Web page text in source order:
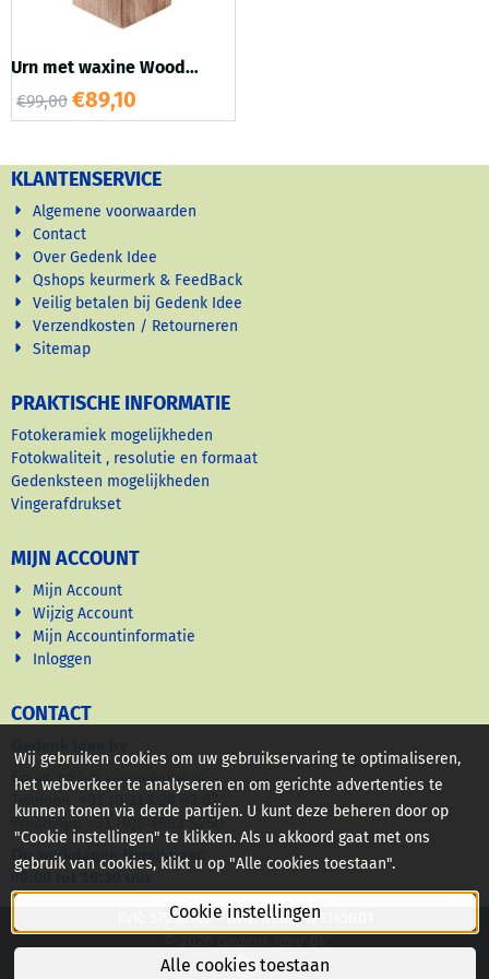
Urn met waxine Wood
Walnoothout in
satijn/hoogglans
€99,00 €89,10
KLANTENSERVICE
Algemene voorwaarden
Contact
Over Gedenk Idee
Qshops keurmerk & FeedBack
Veilig betalen bij Gedenk Idee
Verzendkosten / Retourneren
Sitemap
PRAKTISCHE INFORMATIE
Fotokeramiek mogelijkheden
Fotokwaliteit , resolutie en formaat
Gedenksteen mogelijkheden
Vingerafdrukset
MIJN ACCOUNT
Mijn Account
Wijzig Account
Mijn Accountinformatie
Inloggen
CONTACT
Email: info @ gedenkidee nl
Telefoon: +31 (0)113 28 83 87
WhatsApp +31 (0)6 4683 5250
Op werkdagen bereikbaar:
09:00 tot 16:30 uur
KvK: 57058962 - Btw: NL852421345B01
Wij gebruiken cookies om uw gebruikservaring te optimaliseren,
het webverkeer te analyseren en om gerichte advertenties te
kunnen tonen via derde partijen. U kunt deze beheren door op
"Cookie instellingen" te klikken. Als u akkoord gaat met ons
gebruik van cookies, klikt u op "Alle cookies toestaan".
Cookie instellingen
Alle cookies toestaan